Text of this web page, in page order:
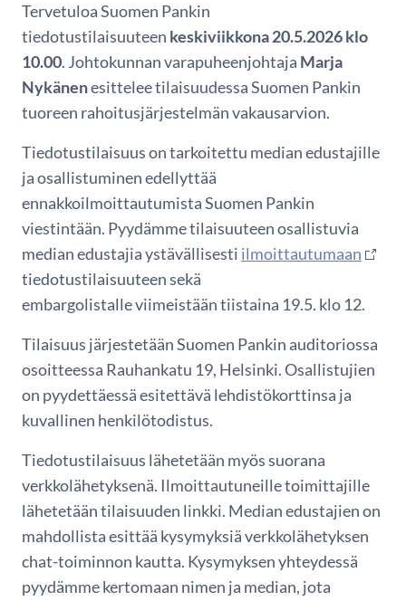
Tervetuloa Suomen Pankin
tiedotustilaisuuteen keskiviikkona 20.5.2026 klo
10.00. Johtokunnan varapuheenjohtaja Marja
Nykänenesittelee tilaisuudessa Suomen Pankin
tuoreen rahoitusjärjestelmän vakausarvion.
Tiedotustilaisuus on tarkoitettu median edustajille
ja osallistuminen edellyttää
ennakkoilmoittautumista Suomen Pankin
viestintään. Pyydämme tilaisuuteen osallistuvia
median edustajia ystävällisesti ilmoittautumaan
tiedotustilaisuuteen sekä
embargolistalle viimeistään tiistaina 19.5. klo 12.
Tilaisuus järjestetään Suomen Pankin auditoriossa
osoitteessa Rauhankatu 19, Helsinki. Osallistujien
on pyydettäessä esitettävä lehdistökorttinsa ja
kuvallinen henkilötodistus.
Tiedotustilaisuus lähetetään myös suorana
verkkolähetyksenä. Ilmoittautuneille toimittajille
lähetetään tilaisuuden linkki. Median edustajien on
mahdollista esittää kysymyksiä verkkolähetyksen
chat-toiminnon kautta. Kysymyksen yhteydessä
pyydämme kertomaan nimen ja median, jota